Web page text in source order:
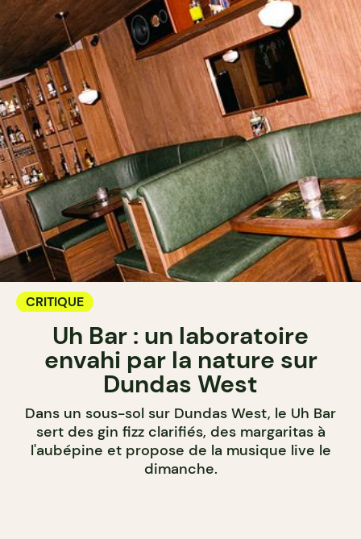
CRITIQUE
Uh Bar : un laboratoire
envahi par la nature sur
Dundas West
Dans un sous-sol sur Dundas West, le Uh Bar
sert des gin fizz clarifiés, des margaritas à
l'aubépine et propose de la musique live le
dimanche.